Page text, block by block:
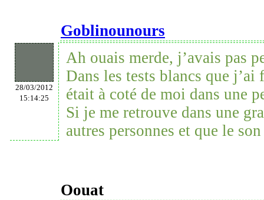
Goblinounours
28/03/2012
15:14:25
Ah ouais merde, j’avais pas
Dans les tests blancs que
était à coté de moi dans une
Si je me retrouve dans une
autres personnes et que le
Oouat